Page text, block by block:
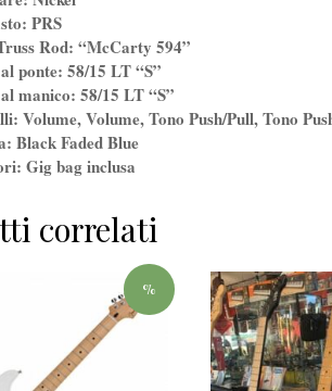
PRS
Rod: “McCarty 594”
ponte: 58/15 LT “S”
manico: 58/15 LT “S”
Volume, Volume, Tono Push/Pull, Tono
Black Faded Blue
Gig bag inclusa
correlati
%